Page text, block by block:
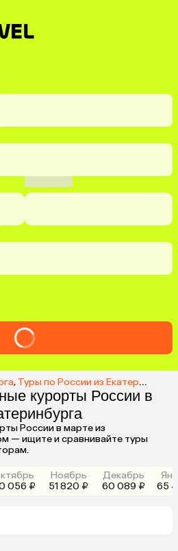
, Туры по России из Екатеринбурга
курорты России в
России в марте из
— ищите и сравнивайте туры
056 ₽
Ноябрь
51 820 ₽
Декабрь
60 089 ₽
65